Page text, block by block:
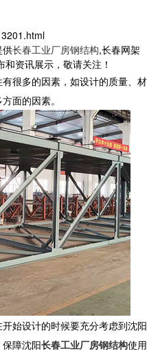
供长春工业厂房钢结构,长春网架
资讯展示，敬请关注！
有很多的因素，如设计的质量、材
面的因素。
始设计的时候要充分考虑到沈阳
障沈阳长春工业厂房钢结构使用